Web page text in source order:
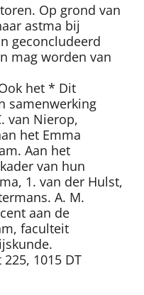
Op grond van
astma bij
geconcludeerd
mag worden van
het * Dit
samenwerking
van Nierop,
het Emma
Aan het
van hun
1. van der Hulst,
A. M.
aan de
faculteit
1015 DT